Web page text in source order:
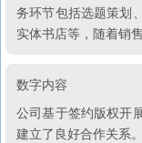
务环节包括选题策划
实体书店等，随着销
数字内容
公司基于签约版权开
建立了良好合作关系。